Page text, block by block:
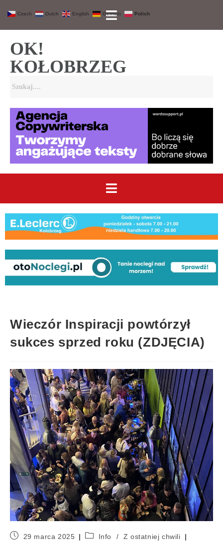
OK!
KOŁOBRZEG
Wieczór Inspiracji powtórzył
sukces sprzed roku (ZDJĘCIA)
29 marca 2025 Info /
Z ostatniej chwili
Czech Dutch English German Polish